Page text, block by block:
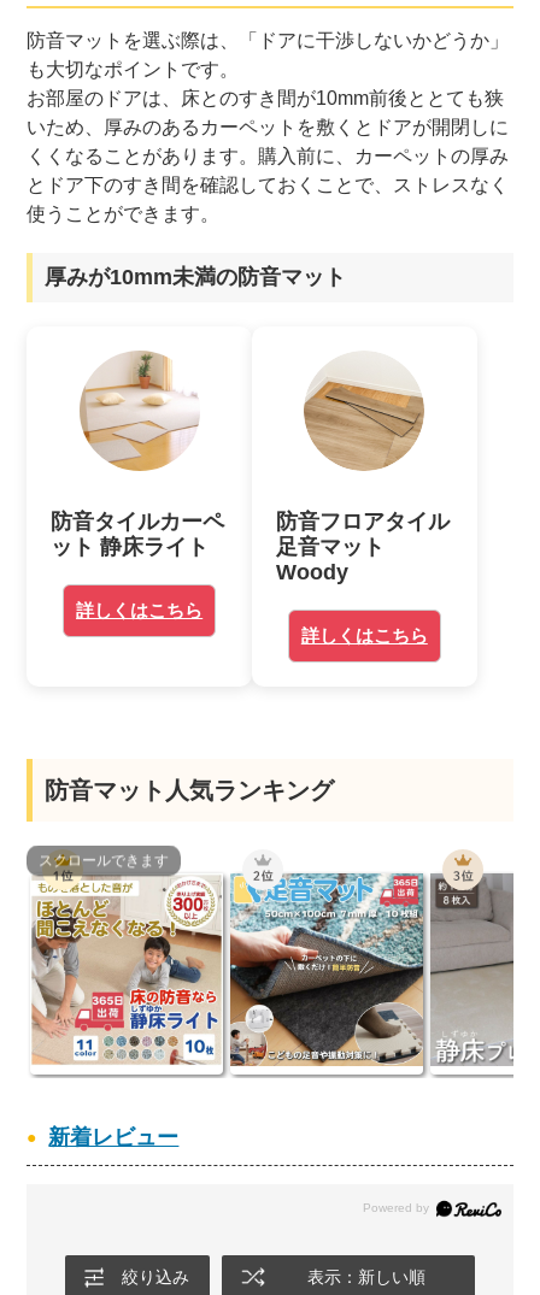
防音マットを選ぶ際は、「ドアに干渉しないかどうか」
も大切なポイントです。
お部屋のドアは、床とのすき間が10mm前後ととても狭
いため、厚みのあるカーペットを敷くとドアが開閉しに
くくなることがあります。購入前に、カーペットの厚み
とドア下のすき間を確認しておくことで、ストレスなく
使うことができます。
厚みが10mm未満の防音マット
防音タイルカーペ
ット 静床ライト
詳しくはこちら
防音フロアタイル
足音マット
Woody
詳しくはこちら
防音マット人気ランキング
スクロールできます
新着レビュー
絞り込み 表示：新しい順